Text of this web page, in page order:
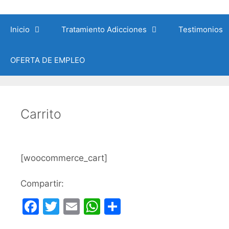
contenido
Inicio Tratamiento Adicciones Testimonios
OFERTA DE EMPLEO
Carrito
[woocommerce_cart]
Compartir:
F
T
E
W